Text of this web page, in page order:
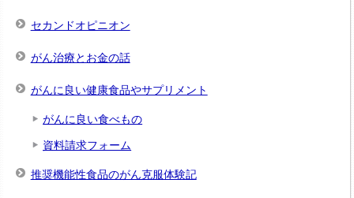
セカンドオピニオン
がん治療とお金の話
がんに良い健康食品やサプリメント
がんに良い食べもの
資料請求フォーム
推奨機能性食品のがん克服体験記